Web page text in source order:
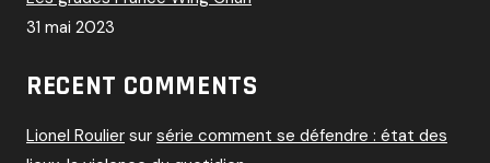
31 mai 2023
RECENT COMMENTS
Lionel Roulier sur série comment se défendre : état des